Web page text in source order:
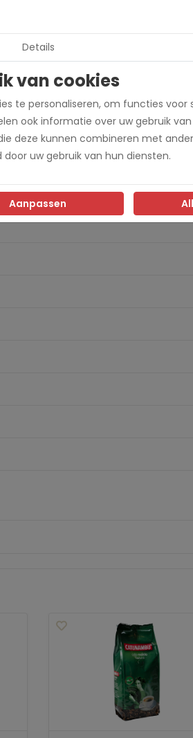
Details
van cookies
te personaliseren, om functies voor
ook informatie over uw gebruik
deze kunnen combineren met
uw gebruik van hun diensten.
Aanpassen